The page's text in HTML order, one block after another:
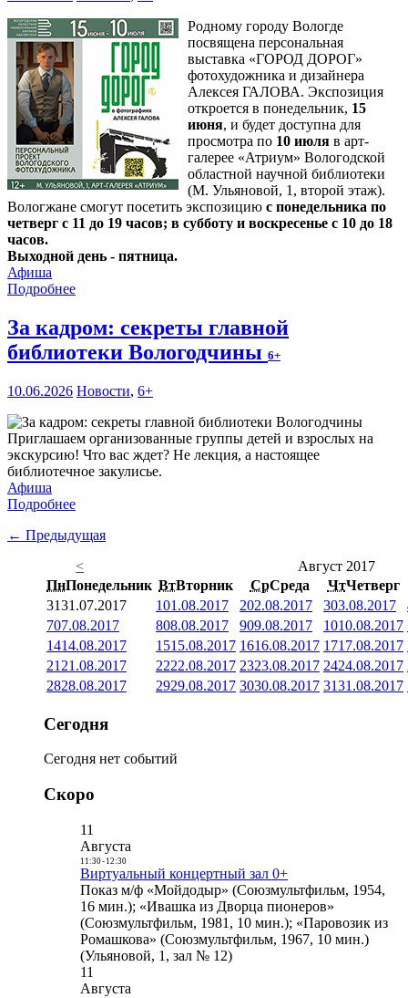
Родному городу Вологде
посвящена персональная
выставка «ГОРОД ДОРОГ»
фотохудожника и дизайнера
Алексея ГАЛОВА. Экспозиция
откроется в понедельник, 15
июня, и будет доступна для
просмотра по 10 июля в арт-
галерее «Атриум» Вологодской
областной научной библиотеки
(М. Ульяновой, 1, второй этаж).
Вологжане смогут посетить экспозицию с понедельника по
четверг с 11 до 19 часов; в субботу и воскресенье с 10 до 18
часов.
Выходной день - пятница.
Афиша
Подробнее
За кадром: секреты главной
библиотеки Вологодчины 6+
10.06.2026 Новости, 6+
Приглашаем организованные группы детей и взрослых на
экскурсию! Что вас ждет? Не лекция, а настоящее
библиотечное закулисье.
Афиша
Подробнее
← Предыдущая
<
Август 2017
ПнПонедельник ВтВторник СрСреда ЧтЧетверг
3131.07.2017 101.08.2017 202.08.2017 303.08.2017
707.08.2017 808.08.2017 909.08.2017 1010.08.2017
1414.08.2017 1515.08.2017 1616.08.2017 1717.08.2017
21 21.08.2017 2222.08.2017 2323.08.2017 2424.08.2017
2828.08.2017 2929.08.2017 3030.08.2017 3131.08.2017
Сегодня
Сегодня нет событий
Скоро
11
Августа
11:30- 12:30
Виртуальный концертный зал 0+
Показ м/ф «Мойдодыр» (Союзмультфильм, 1954,
16 мин.); «Ивашка из Дворца пионеров»
(Союзмультфильм, 1981, 10 мин.); «Паровозик из
Ромашкова» (Союзмультфильм, 1967, 10 мин.)
(Ульяновой, 1, зал № 12)
11
Августа